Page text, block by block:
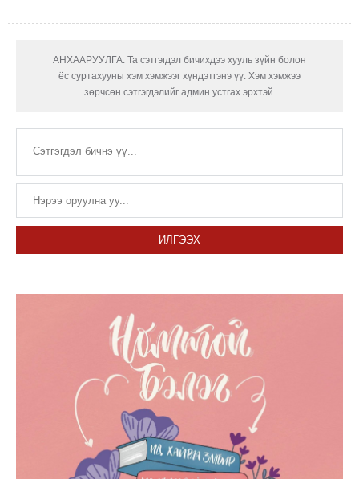
АНХААРУУЛГА: Та сэтгэгдэл бичихдээ хууль зүйн болон
ёс суртахууны хэм хэмжээг хүндэтгэнэ үү. Хэм хэмжээ
зөрчсөн сэтгэгдэлийг админ устгах эрхтэй.
ИЛГЭЭХ